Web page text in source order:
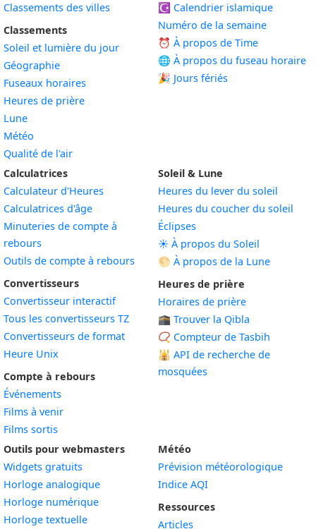
Classements des villes
Classements
Soleil et lumière du jour
Géographie
Fuseaux horaires
Heures de prière
Lune
Météo
Qualité de l'air
☪️ Calendrier islamique
Numéro de la semaine
⏰ À propos de Time
🌐 À propos du fuseau horaire
🎉 Jours fériés
Calculatrices
Calculateur d'Heures
Calculatrices d'âge
Minuteries de compte à
rebours
Outils de compte à rebours
Convertisseurs
Convertisseur interactif
Tous les convertisseurs TZ
Convertisseurs de format
Heure Unix
Compte à rebours
Événements
Films à venir
Films sortis
Soleil & Lune
Heures du lever du soleil
Heures du coucher du soleil
Éclipses
☀️ À propos du Soleil
🌕 À propos de la Lune
Heures de prière
Horaires de prière
🕋 Trouver la Qibla
📿 Compteur de Tasbih
🕌 API de recherche de
mosquées
Outils pour webmasters
Widgets gratuits
Horloge analogiqueWidget
Horloge numériqueWidget
Horloge textuelleWidget
Météo
Prévision météorologique
Indice AQI
Ressources
Articles